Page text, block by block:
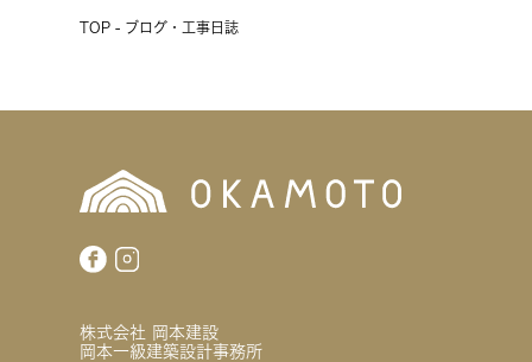
TOP - ブログ・工事日誌
株式会社 岡本建設
岡本一級建築設計事務所